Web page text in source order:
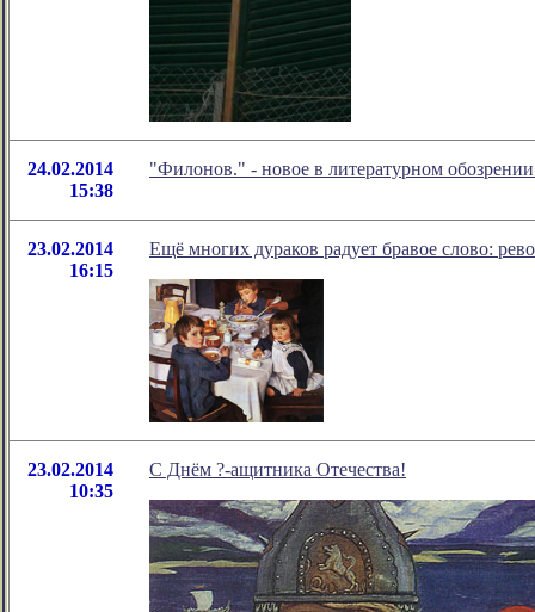
24.02.2014
15:38
"Филонов." - новое в литературном
23.02.2014
16:15
Ещё многих дураков радует бравое слово:
23.02.2014
10:35
С Днём ?-ащитника Отечества!